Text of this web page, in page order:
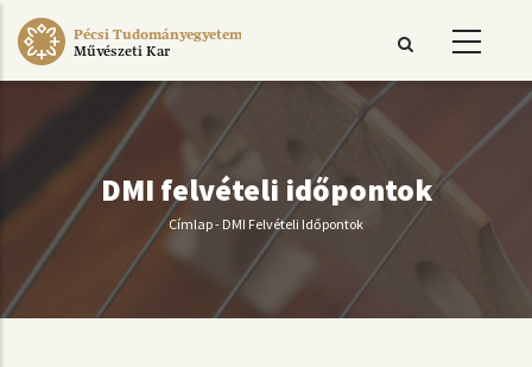
Ugrás
Pécsi Tudományegyetem
Művészeti Kar
DMI felvételi időpontok
Morzsa
Címlap- DMI Felvételi Időpontok